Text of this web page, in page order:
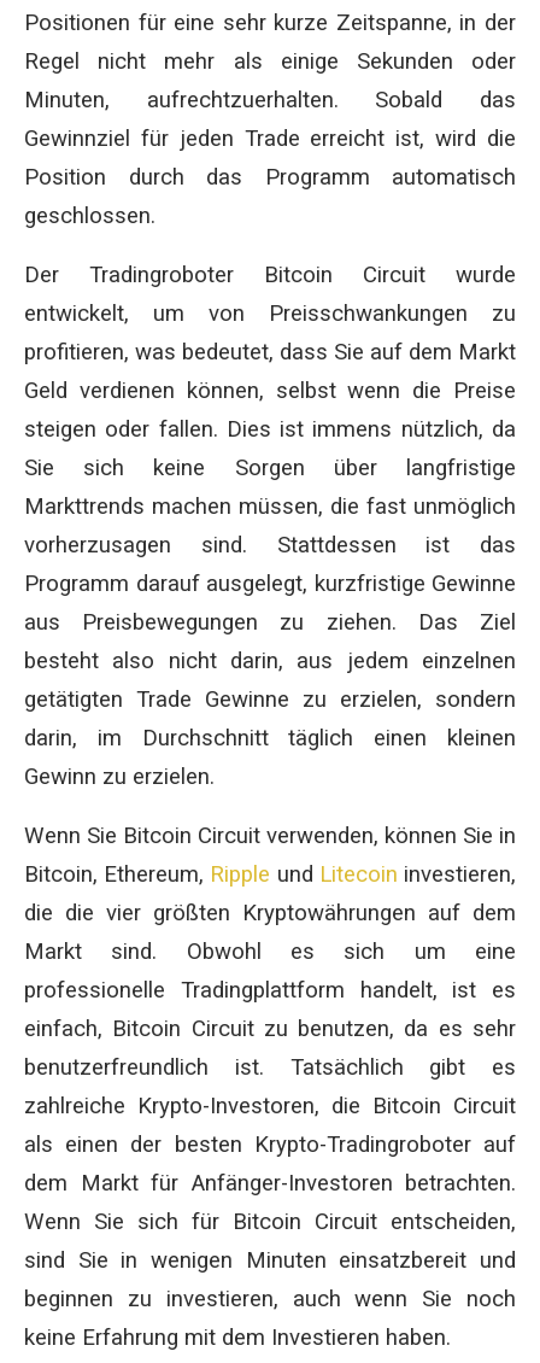
Positionen für eine sehr kurze Zeitspanne, in der
Regel nicht mehr als einige Sekunden oder
Minuten, aufrechtzuerhalten. Sobald das
Gewinnziel für jeden Trade erreicht ist, wird die
Position durch das Programm automatisch
geschlossen.
Der Tradingroboter Bitcoin Circuit wurde
entwickelt, um von Preisschwankungen zu
profitieren, was bedeutet, dass Sie auf dem Markt
Geld verdienen können, selbst wenn die Preise
steigen oder fallen. Dies ist immens nützlich, da
Sie sich keine Sorgen über langfristige
Markttrends machen müssen, die fast unmöglich
vorherzusagen sind. Stattdessen ist das
Programm darauf ausgelegt, kurzfristige Gewinne
aus Preisbewegungen zu ziehen. Das Ziel
besteht also nicht darin, aus jedem einzelnen
getätigten Trade Gewinne zu erzielen, sondern
darin, im Durchschnitt täglich einen kleinen
Gewinn zu erzielen.
Wenn Sie Bitcoin Circuit verwenden, können Sie in
Bitcoin, Ethereum, Ripple und Litecoin investieren,
die die vier größten Kryptowährungen auf dem
Markt sind. Obwohl es sich um eine
professionelle Tradingplattform handelt, ist es
einfach, Bitcoin Circuit zu benutzen, da es sehr
benutzerfreundlich ist. Tatsächlich gibt es
zahlreiche Krypto-Investoren, die Bitcoin Circuit
als einen der besten Krypto-Tradingroboter auf
dem Markt für Anfänger-Investoren betrachten.
Wenn Sie sich für Bitcoin Circuit entscheiden,
sind Sie in wenigen Minuten einsatzbereit und
beginnen zu investieren, auch wenn Sie noch
keine Erfahrung mit dem Investieren haben.